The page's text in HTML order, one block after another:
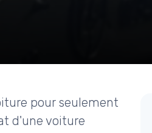
pour seulement
d'une voiture